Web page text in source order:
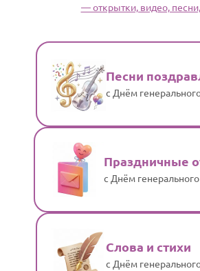
— открытки, видео,
Песни
с Днём
Праздничные
с Днём
Слова и стихи
с Днём